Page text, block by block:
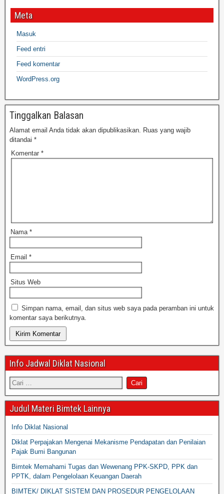
Meta
Masuk
Feed entri
Feed komentar
WordPress.org
Tinggalkan Balasan
Alamat email Anda tidak akan dipublikasikan. Ruas yang wajib
ditandai *
Komentar *
Nama *
Email *
Situs Web
Simpan nama, email, dan situs web saya pada peramban ini untuk
komentar saya berikutnya.
Info Jadwal Diklat Nasional
Judul Materi Bimtek Lainnya
Info Diklat Nasional
Diklat Perpajakan Mengenai Mekanisme Pendapatan dan Penilaian
Pajak Bumi Bangunan
Bimtek Memahami Tugas dan Wewenang PPK-SKPD, PPK dan
PPTK, dalam Pengelolaan Keuangan Daerah
BIMTEK/ DIKLAT SISTEM DAN PROSEDUR PENGELOLAAN